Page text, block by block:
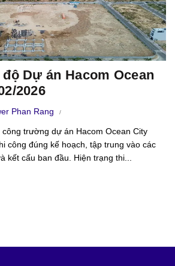
Dự án Hacom Ocean
2026
Phan Rang
trường dự án Hacom Ocean City
công đúng kế hoạch, tập trung vào các
kết cấu ban đầu. Hiện trạng thi...